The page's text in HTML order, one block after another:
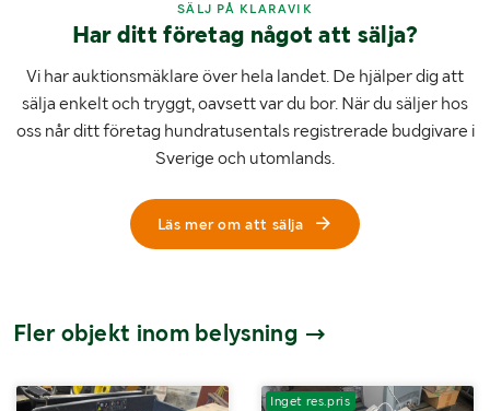
SÄLJ PÅ KLARAVIK
Har ditt företag något att sälja?
Vi har auktionsmäklare över hela landet. De hjälper dig att
sälja enkelt och tryggt, oavsett var du bor. När du säljer hos
oss når ditt företag hundratusentals registrerade budgivare i
Sverige och utomlands.
Läs mer om att sälja
Fler objekt inom belysning
Inget res.pris